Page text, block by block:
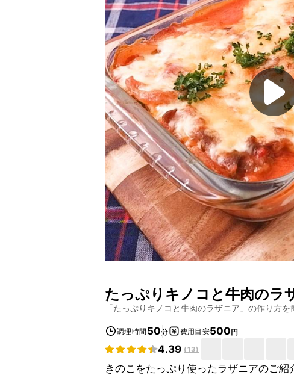
たっぷりキノコと牛肉のラ
「たっぷりキノコと牛肉のラザニア 」の作り方
調理時間 50分 費用目安500円
4.39 (13)
きのこをたっぷり使ったラザニアのご